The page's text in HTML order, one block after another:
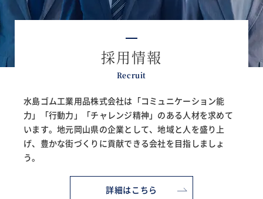
採用情報
Recruit
水島ゴム工業用品株式会社は「コミュニケーション能
力」「行動力」「チャレンジ精神」のある人材を求めて
います。地元岡山県の企業として、地域と人を盛り上
げ、 豊かな街づくりに貢献できる会社を目指しましょ
う。
詳細はこちら